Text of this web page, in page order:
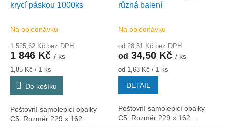
krycí páskou 1000ks
Na objednávku
1 525,62 Kč bez DPH
1 846 Kč / ks
Měrná
cena:
1,85 Kč / 1 ks
Do košíku
Poštovní samolepicí obálky
C5. Rozměr 229 x 162...
různá balení
Na objednávku
od 28,51 Kč bez DPH
od 34,50 Kč / ks
Měrná
cena:
od 1,63 Kč / 1 ks
DETAIL
Poštovní samolepicí obálky
C5. Rozměr 229 x 162...